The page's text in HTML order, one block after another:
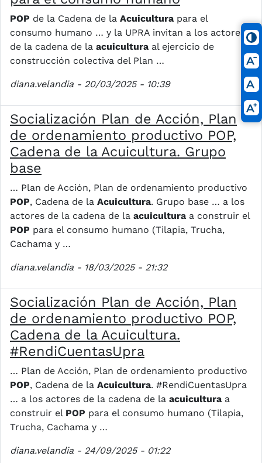
POP de la Cadena de la Acuicultura para el
consumo humano … y la UPRA invitan a los actores
de la cadena de la acuicultura al ejercicio de
construcción colectiva del Plan …
diana.velandia - 20/03/2025 - 10:39
Socialización Plan de Acción, Plan
de ordenamiento productivo POP,
Cadena de la Acuicultura. Grupo
base
… Plan de Acción, Plan de ordenamiento productivo
POP, Cadena de la Acuicultura. Grupo base … a los
actores de la cadena de la acuicultura a construir el
POP para el consumo humano (Tilapia, Trucha,
Cachama y …
diana.velandia - 18/03/2025 - 21:32
Socialización Plan de Acción, Plan
de ordenamiento productivo POP,
Cadena de la Acuicultura.
#RendiCuentasUpra
… Plan de Acción, Plan de ordenamiento productivo
POP, Cadena de la Acuicultura. #RendiCuentasUpra
… a los actores de la cadena de la acuicultura a
construir el POP para el consumo humano (Tilapia,
Trucha, Cachama y …
diana.velandia - 24/09/2025 - 01:22